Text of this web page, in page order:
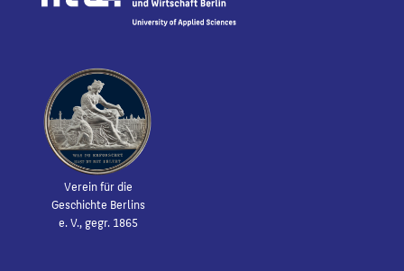
Verein für die
Geschichte Berlins
e. V., gegr. 1865